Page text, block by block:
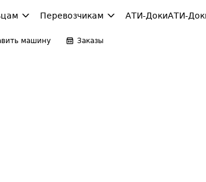
Перевозчикам АТИ-ДокиАТИ-
машину Заказы